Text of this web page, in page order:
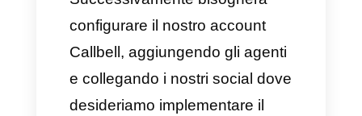
un chatbot è la qualificazione. I
contatti e i loro dettagli infatti,
devono essere qualificati e farlo